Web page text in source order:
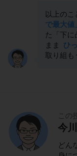
以上のこ
で最大値
た「下
まま
ひ
取り組も
この
今
どん